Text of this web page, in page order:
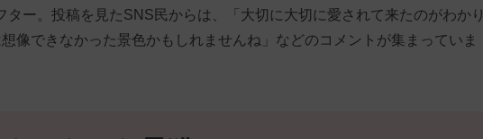
ター。投稿を見たSNS民からは、「大切に大切に愛されて来たのがわかり
像できなかった景色かもしれませんね」などのコメントが集まっていま